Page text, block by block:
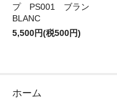
プ PS001 ブラン
BLANC
5,500円(税500円)
ホーム